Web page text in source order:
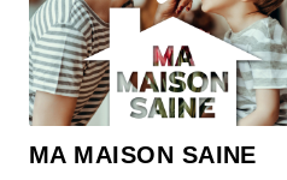
MA MAISON SAINE